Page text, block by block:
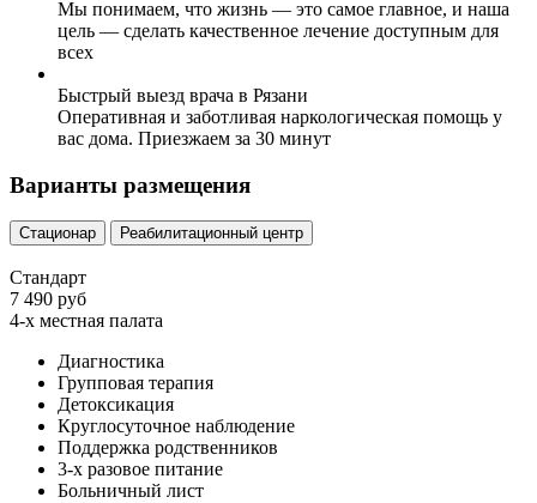
Мы понимаем, что жизнь — это самое главное, и наша
цель — сделать качественное лечение доступным для
всех
Быстрый выезд врача в Рязани
Оперативная и заботливая наркологическая помощь у
вас дома. Приезжаем за 30 минут
Варианты размещения
Стационар Реабилитационный центр
Стандарт
7 490 руб
4-х местная палата
Диагностика
Групповая терапия
Детоксикация
Круглосуточное наблюдение
Поддержка родственников
3-х разовое питание
Больничный лист